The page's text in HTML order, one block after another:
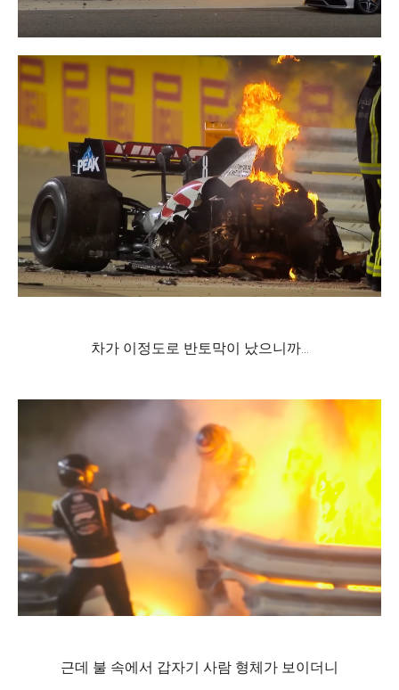
차가 이정도로 반토막이 났으니까...
근데 불 속에서 갑자기 사람 형체가 보이더니